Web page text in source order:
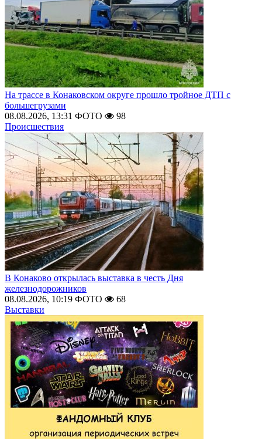
На трассе в Конаковском округе прошло тройное ДТП с
большегрузами
08.08.2026, 13:31 ФОТО
98
Происшествия
В Конаково открылась выставка в честь Дня
железнодорожников
08.08.2026, 10:19 ФОТО
68
Выставки